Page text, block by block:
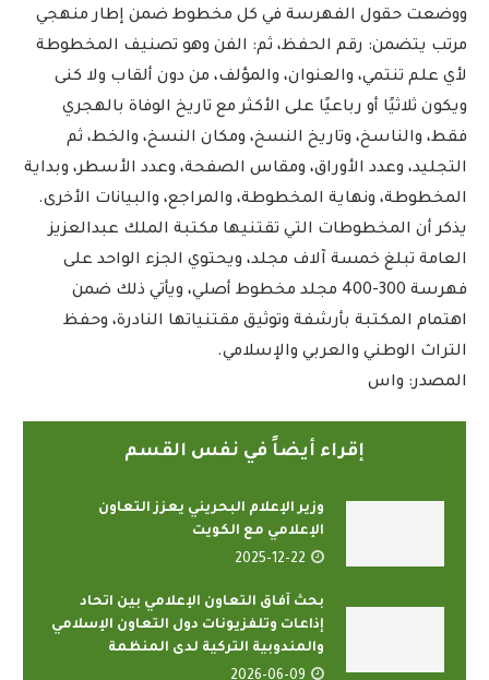
ووضعت حقول الفهرسة في كل مخطوط ضمن إطار منهجي
مرتب يتضمن: رقم الحفظ، ثم: الفن وهو تصنيف المخطوطة
لأي علم تنتمي، والعنوان، والمؤلف، من دون ألقاب ولا كنى
ويكون ثلاثيًا أو رباعيًا على الأكثر مع تاريخ الوفاة بالهجري
فقط، والناسخ، وتاريخ النسخ، ومكان النسخ، والخط، ثم
التجليد، وعدد الأوراق، ومقاس الصفحة، وعدد الأسطر، وبداية
المخطوطة، ونهاية المخطوطة، والمراجع، والبيانات الأخرى.
يذكر أن المخطوطات التي تقتنيها مكتبة الملك عبدالعزيز
العامة تبلغ خمسة آلاف مجلد، ويحتوي الجزء الواحد على
فهرسة 300-400 مجلد مخطوط أصلي، ويأتي ذلك ضمن
اهتمام المكتبة بأرشفة وتوثيق مقتنياتها النادرة، وحفظ
التراث الوطني والعربي والإسلامي.
المصدر: واس
إقراء أيضاً في نفس القسم
وزير الإعلام البحريني يعزز التعاون
الإعلامي مع الكويت
2025-12-22
بحث آفاق التعاون الإعلامي بين اتحاد
إذاعات وتلفزيونات دول التعاون الإسلامي
والمندوبية التركية لدى المنظمة